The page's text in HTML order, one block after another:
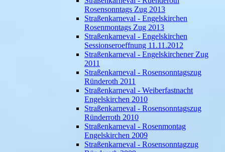
Rosensonntags Zug 2013
Straßenkarneval - Engelskirchen
Rosenmontags Zug 2013
Straßenkarneval - Engelskirchen
Sessionseroeffnung 11.11.2012
Straßenkarneval - Engelskirchener Zug
2011
Straßenkarneval - Rosensonntagszug
Ründeroth 2011
Straßenkarneval - Weiberfastnacht
Engelskirchen 2010
Straßenkarneval - Rosensonntagszug
Ründerroth 2010
Straßenkarneval - Rosenmontag
Engelskirchen 2009
Straßenkarneval - Rosensonntagzug